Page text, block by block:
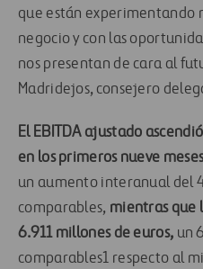
que están experimentando
negocio y con las
nos presentan de cara al
Madridejos, consejero
El EBITDA ajustado
en los primeros nueve
un aumento interanual del
comparables, mientras que
6.911 millones de euros, un
comparables1 respecto al